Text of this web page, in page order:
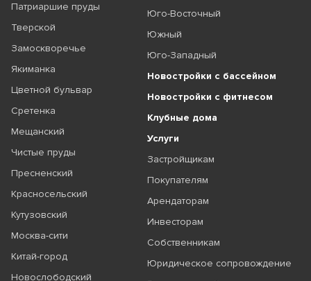
Патриаршие пруды
Тверской
Замоскворечье
Якиманка
Цветной бульвар
Сретенка
Мещанский
Чистые пруды
Пресненский
Красносельский
Кутузовский
Москва-сити
Китай-город
Новослободский
Юго-Восточный
Южный
Юго-Западный
Новостройки с бассейном
Новостройки с фитнесом
Клубные дома
Услуги
Застройщикам
Покупателям
Арендаторам
Инвесторам
Собственникам
Юридическое сопровождение